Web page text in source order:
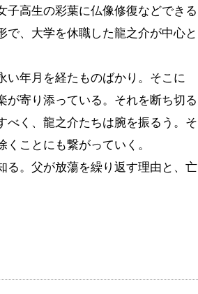
子高生の彩葉に仏像修復などできる
で、大学を休職した龍之介が中心と
年月を経たものばかり。そこに
が寄り添っている。それを断ち切る
べく、龍之介たちは腕を振るう。そ
ことにも繋がっていく。
。父が放蕩を繰り返す理由と、亡